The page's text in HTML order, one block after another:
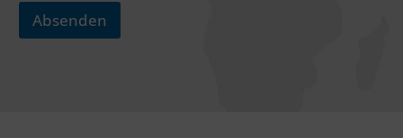
Absenden